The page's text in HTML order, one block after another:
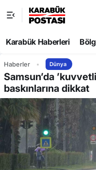
Karabük Haberleri
Haberler Dünya
Samsun’da
baskınlarına dikkat